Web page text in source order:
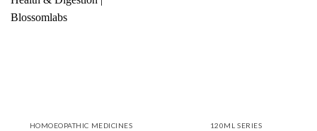
HOMOEOPATHIC MEDICINES 120ML SERIES